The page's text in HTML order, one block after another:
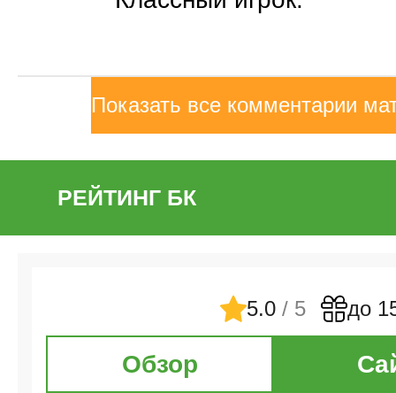
Показать все комментарии
РЕЙТИНГ БК
5.0 / 5 до
Обзор